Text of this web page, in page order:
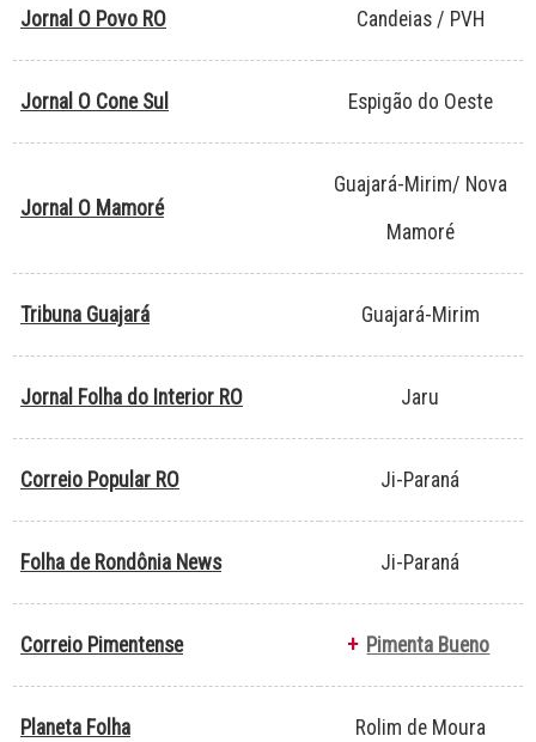
Jornal O Povo RO Candeias / PVH
Jornal O Cone Sul Espigão do Oeste
Jornal O Mamoré
Guajará-Mirim/ Nova
Mamoré
Tribuna Guajará Guajará-Mirim
Jornal Folha do Interior RO Jaru
Correio Popular RO Ji-Paraná
Folha de Rondônia News Ji-Paraná
Correio Pimentense + Pimenta Bueno
Planeta Folha Rolim de Moura